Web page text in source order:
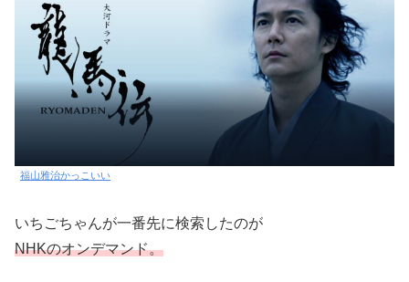
福山雅治かっこいい
いちごちゃんが一番先に検索したのが
NHKのオンデマンド。